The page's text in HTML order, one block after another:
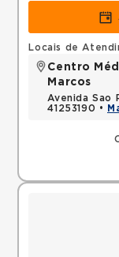
Locais de
Centro
Marcos
Avenida Sao
41253190 •